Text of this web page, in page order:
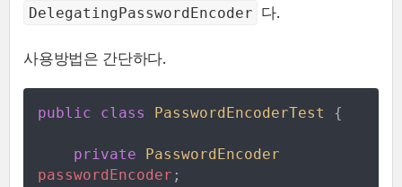
DelegatingPasswordEncoder 다.
사용방법은 간단하다.
public class PasswordEncoderTest {
private
PasswordEncoder
passwordEncoder ;